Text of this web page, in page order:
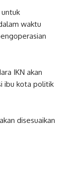
untuk
waktu
IKN akan
ibu kota politik
disesuaikan